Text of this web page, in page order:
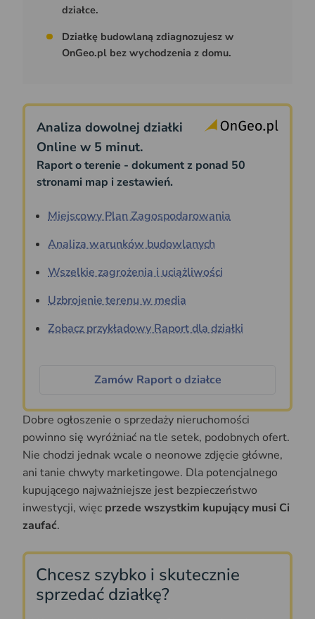
działce.
Działkę budowlaną zdiagnozujesz w
OnGeo.pl bez wychodzenia z domu.
Analiza dowolnej działki
Online w 5 minut.
Raport o terenie - dokument z ponad 50
stronami map i zestawień.
Miejscowy Plan Zagospodarowania
Analiza warunków budowlanych
Wszelkie zagrożenia i uciążliwości
Uzbrojenie terenu w media
Zobacz przykładowy Raport dla działki
Zamów Raport o działce
Dobre ogłoszenie o sprzedaży nieruchomości
powinno się wyróżniać na tle setek, podobnych ofert.
Nie chodzi jednak wcale o neonowe zdjęcie główne,
ani tanie chwyty marketingowe. Dla potencjalnego
kupującego najważniejsze jest bezpieczeństwo
inwestycji, więc przede wszystkim kupujący musi Ci
zaufać.
Chcesz szybko i skutecznie
sprzedać działkę?